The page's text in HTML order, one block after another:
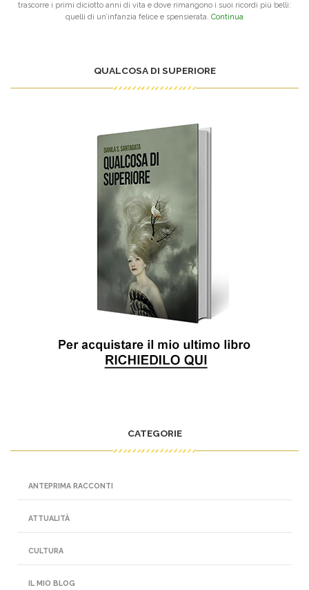
trascorre i primi diciotto anni di vita e dove rimangono i suoi ricordi più belli:
quelli di un’infanzia felice e spensierata. Continua
QUALCOSA DI SUPERIORE
CATEGORIE
ANTEPRIMA RACCONTI
ATTUALITÀ
CULTURA
IL MIO BLOG